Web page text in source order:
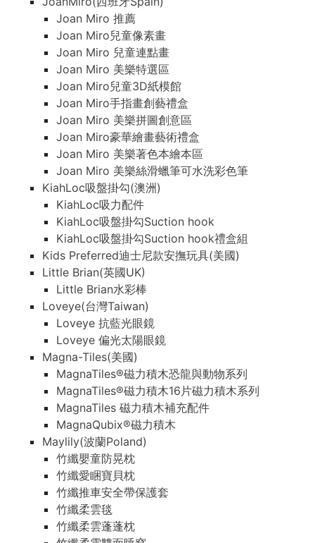
Joan Miro 推薦
Joan Miro兒童像素畫
Joan Miro 兒童連點畫
Joan Miro 美樂特選區
Joan Miro兒童3D紙模館
Joan Miro手指畫創藝禮盒
Joan Miro 美樂拼圖創意區
Joan Miro豪華繪畫藝術禮盒
Joan Miro 美樂著色本繪本區
Joan Miro 美樂絲滑蠟筆可水洗彩色筆
KiahLoc吸盤掛勾(澳洲)
KiahLoc吸力配件
KiahLoc吸盤掛勾Suction hook
KiahLoc吸盤掛勾Suction hook禮盒組
Kids Preferred迪士尼款安撫玩具(美國)
Little Brian(英國UK)
Little Brian水彩棒
Loveye(台灣Taiwan)
Loveye 抗藍光眼鏡
Loveye 偏光太陽眼鏡
Magna-Tiles(美國)
MagnaTiles®磁力積木恐龍與動物系列
MagnaTiles®磁力積木16片磁力積木系列
MagnaTiles 磁力積木補充配件
MagnaQubix®磁力積木
Maylily(波蘭Poland)
竹纖嬰童防晃枕
竹纖愛睏寶貝枕
竹纖推車安全帶保護套
竹纖柔雲毯
竹纖柔雲蓬蓬枕